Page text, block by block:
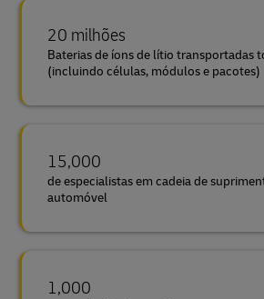
20 milhões
Baterias de íons de lítio transportadas
(incluindo células, módulos e pacotes)
15,000
de especialistas em cadeia de
automóvel
1,000